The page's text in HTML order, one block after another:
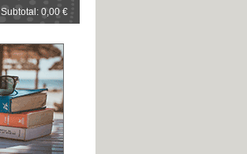
Subtotal: 0,00 €